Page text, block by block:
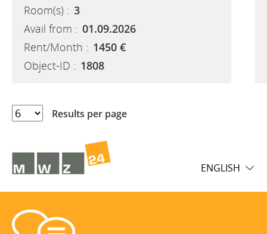
Room(s) : 3
Avail from : 01.09.2026
Rent/Month : 1450 €
Object-ID : 1808
Results per page
ENGLISH